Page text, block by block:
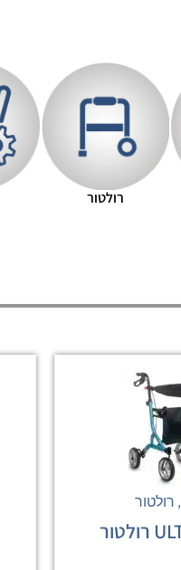
רולטור
, רולטור
ULTRALIGHT רולטור